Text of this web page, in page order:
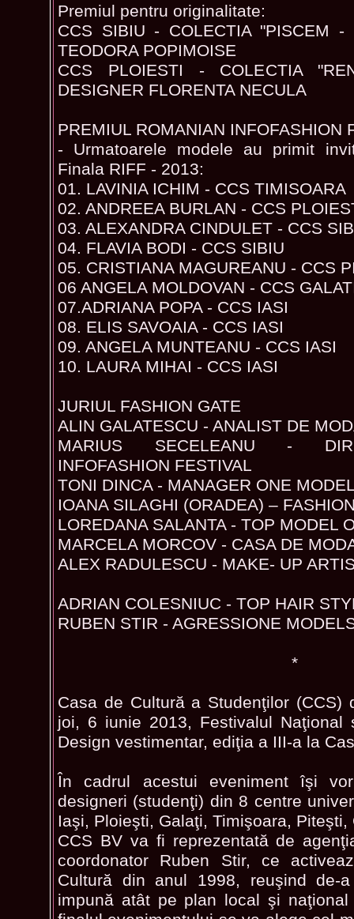
Premiul pentru originalitate:
CCS SIBIU - COLECTIA "PISCEM -
TEODORA POPIMOISE
CCS PLOIESTI - COLECTIA
DESIGNER FLORENTA NECULA
PREMIUL ROMANIAN INFOFASHION
- Urmatoarele modele au primit
Finala RIFF - 2013:
01. LAVINIA ICHIM - CCS TIMISOARA
02. ANDREEA BURLAN - CCS
03. ALEXANDRA CINDULET - CCS
04. FLAVIA BODI - CCS SIBIU
05. CRISTIANA MAGUREANU - CCS
06 ANGELA MOLDOVAN - CCS
07.ADRIANA POPA - CCS IASI
08. ELIS SAVOAIA - CCS IASI
09. ANGELA MUNTEANU - CCS IASI
10. LAURA MIHAI - CCS IASI
JURIUL FASHION GATE
ALIN GALATESCU - ANALIST DE
MARIUS SECELEANU -
INFOFASHION FESTIVAL
TONI DINCA - MANAGER ONE
IOANA SILAGHI (ORADEA) –
LOREDANA SALANTA - TOP MODEL
MARCELA MORCOV - CASA DE
ALEX RADULESCU - MAKE- UP
ADRIAN COLESNIUC - TOP HAIR
RUBEN STIR - AGRESSIONE
*
Casa de Cultură a Studenţilor (CCS)
joi, 6 iunie 2013, Festivalul Naţional
Design vestimentar, ediţia a III-a la
În cadrul acestui eveniment îşi
designeri (studenţi) din 8 centre
Iaşi, Ploieşti, Galaţi, Timişoara, Piteşti,
CCS BV va fi reprezentată de
coordonator Ruben Stir, ce
Cultură din anul 1998, reuşind de-
impună atât pe plan local şi